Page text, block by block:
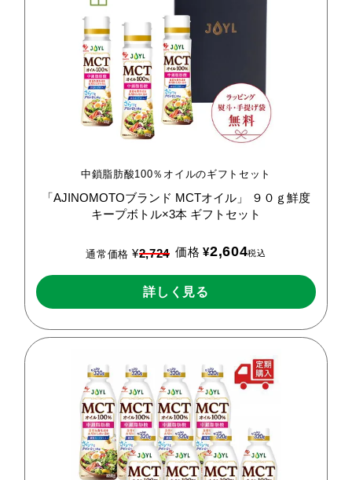
中鎖脂肪酸100％オイルのギフトセット
「AJINOMOTOブランド MCTオイル」
９０ｇ鮮度
キープボトル×3本 ギフトセット
通常価格 ¥2,724 価格 ¥2,604税込
詳しく見る